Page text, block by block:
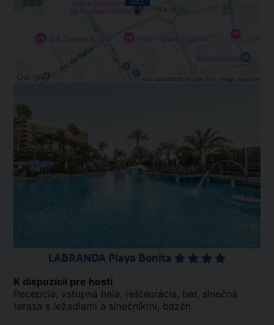
LABRANDA Playa Bonita
K dispozícii pre hostí
Recepcia, vstupná hala, reštaurácia, bar, slnečná
terasa s ležadlami a slnečníkmi, bazén.